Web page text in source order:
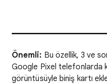
Önemli: Bu özellik, 3 ve
Google Pixel telefonlarda
görüntüsüyle biniş kartı